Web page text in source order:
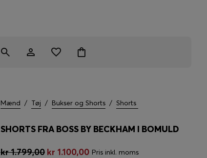
Mænd / Tøj / Bukser og Shorts / Shorts
SHORTS FRA BOSS BY BECKHAM I BOMULD
kr 1.799,00 kr 1.100,00 Pris inkl. moms